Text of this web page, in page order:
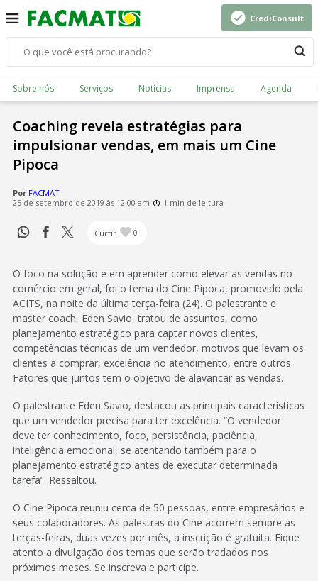
CrediConsult
Sobre nós Serviços Notícias Imprensa Agenda
Coaching revela estratégias para
impulsionar vendas, em mais um Cine
Pipoca
Por FACMAT
25 de setembro de 2019 às 12:00 am
1 min de leitura
Curtir 0
O foco na solução e em aprender como elevar as vendas no
comércio em geral, foi o tema do Cine Pipoca, promovido pela
ACITS, na noite da última terça-feira (24). O palestrante e
master coach, Eden Savio, tratou de assuntos, como
planejamento estratégico para captar novos clientes,
competências técnicas de um vendedor, motivos que levam os
clientes a comprar, excelência no atendimento, entre outros.
Fatores que juntos tem o objetivo de alavancar as vendas.
O palestrante Eden Savio, destacou as principais características
que um vendedor precisa para ter excelência. “O vendedor
deve ter conhecimento, foco, persistência, paciência,
inteligência emocional, se atentando também para o
planejamento estratégico antes de executar determinada
tarefa”. Ressaltou.
O Cine Pipoca reuniu cerca de 50 pessoas, entre empresários e
seus colaboradores. As palestras do Cine acorrem sempre as
terças-feiras, duas vezes por mês, a inscrição é gratuita. Fique
atento a divulgação dos temas que serão tradados nos
próximos meses. Se inscreva e participe.